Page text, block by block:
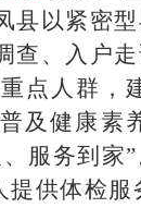
县以紧密
查、入户
点人群，
及健康素
服务到家
供体检服